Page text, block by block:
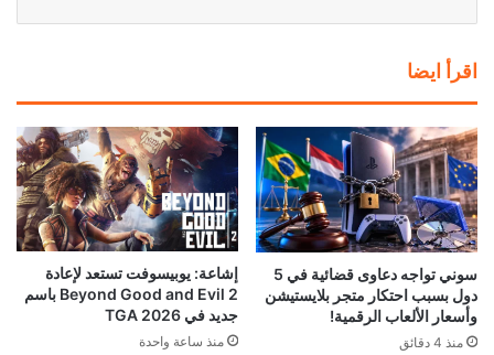
اقرأ ايضا
سوني تواجه دعاوى قضائية في 5
دول بسبب احتكار متجر بلايستيشن
وأسعار الألعاب الرقمية!
منذ 4 دقائق
إشاعة: يوبيسوفت تستعد لإعادة
Beyond Good and Evil 2 باسم
جديد في TGA 2026
منذ ساعة واحدة